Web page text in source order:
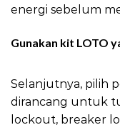
energi sebelum
Gunakan kit LOTO
Selanjutnya, pilih
dirancang untuk
lockout, breaker